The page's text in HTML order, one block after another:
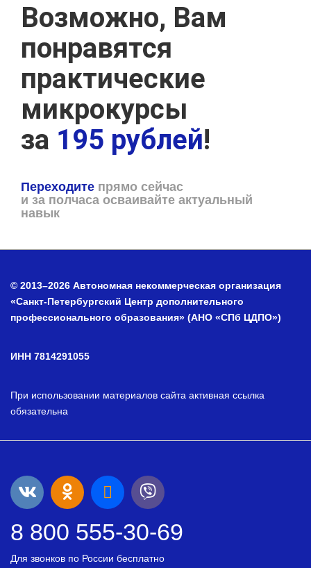
Возможно, Вам
понравятся
практические
микрокурсы
за 195 рублей!
Переходите прямо сейчас
и за полчаса осваивайте актуальный
навык
© 2013–2026 Автономная некоммерческая организация
«Санкт-Петербургский Центр дополнительного
профессионального образования» (АНО «СПб ЦДПО»)
ИНН 7814291055
При использовании материалов сайта активная ссылка
обязательна
8 800 555-30-69
Для звонков по России бесплатно